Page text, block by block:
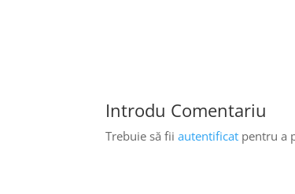
Introdu Comentariu
Trebuie să fiiautentificat pentru a